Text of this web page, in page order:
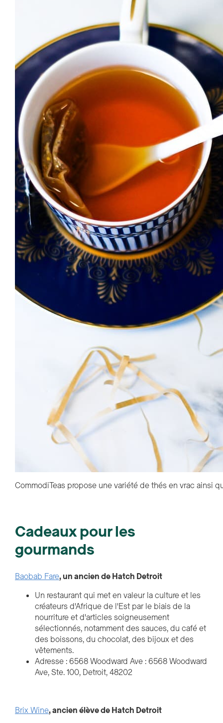
CommodiTeas propose une variété de thés en vrac ainsi
Cadeaux pour les
gourmands
Baobab Fare, un ancien de Hatch Detroit
Un restaurant qui met en valeur la culture et les
créateurs d'Afrique de l'Est par le biais de la
nourriture et d'articles soigneusement
sélectionnés, notamment des sauces, du café et
des boissons, du chocolat, des bijoux et des
vêtements.
Adresse : 6568 Woodward Ave : 6568 Woodward
Ave, Ste. 100, Detroit, 48202
Brix Wine, ancien élève de Hatch Detroit